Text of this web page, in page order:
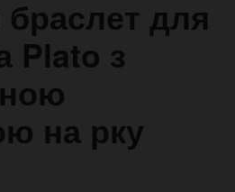
для
Plato з
на рку